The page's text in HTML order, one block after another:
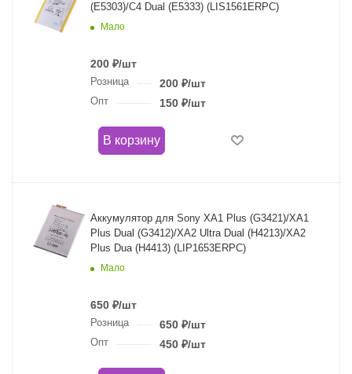
(E5303)/C4 Dual (E5333) (LIS1561ERPC)
Мало
200 ₽/шт
Розница 200₽/шт
Опт 150₽/шт
В корзину
Аккумулятор для Sony XA1 Plus (G3421)/XA1
Plus Dual (G3412)/XA2 Ultra Dual (H4213)/XA2
Plus Dua (H4413) (LIP1653ERPC)
Мало
650 ₽/шт
Розница 650₽/шт
Опт 450₽/шт